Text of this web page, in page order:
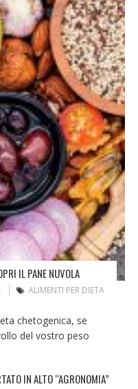
IL PANE NUVOLA
ALIMENTI PER DIETA
chetogenica, se
del vostro peso
IN ALTO “AGRONOMIA”